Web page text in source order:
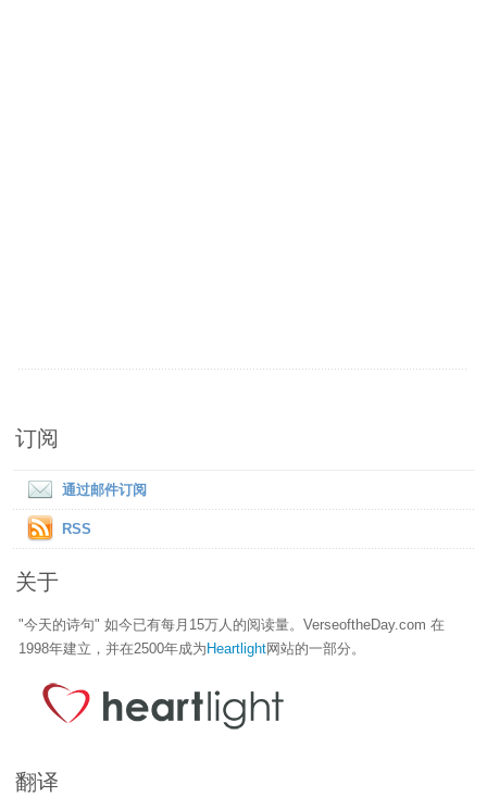
订阅
通过邮件订阅
RSS
关于
"今天的诗句" 如今已有每月15万人的阅读量。VerseoftheDay.com 在
1998年建立，并在2500年成为 Heartlight网站的一部分。
翻译